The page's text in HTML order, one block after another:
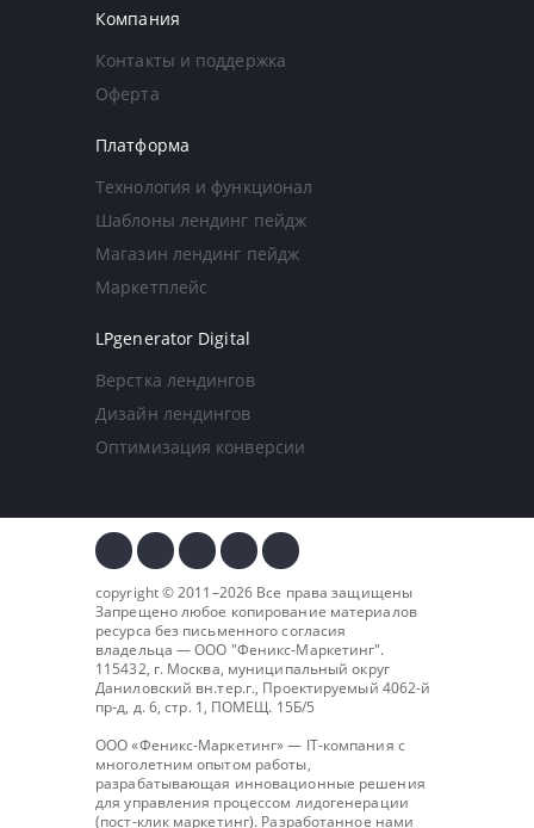
Компания
Контакты и поддержка
Оферта
Платформа
Технология и функционал
Шаблоны лендинг пейдж
Магазин лендинг пейдж
Маркетплейс
LPgenerator Digital
Верстка лендингов
Дизайн лендингов
Оптимизация конверсии
copyright © 2011–2026 Все права защищены
Запрещено любое копирование материалов
ресурса без письменного согласия
владельца — ООО "Феникс-Маркетинг".
115432, г. Москва, муниципальный округ
Даниловский вн.тер.г., Проектируемый 4062-й
пр-д, д. 6, стр. 1, ПОМЕЩ. 15Б/5
ООО «Феникс-Маркетинг» — IT-компания с
многолетним опытом работы,
разрабатывающая инновационные решения
для управления процессом лидогенерации
(пост-клик маркетинг). Разработанное нами